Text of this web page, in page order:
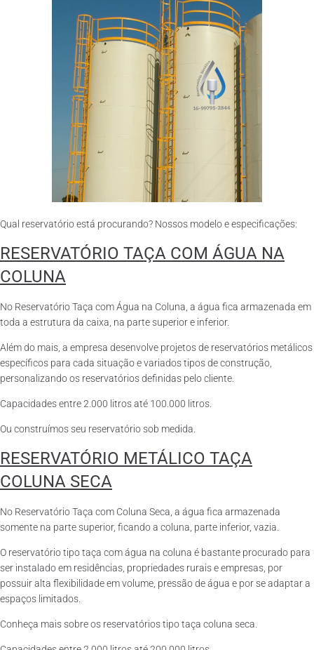
Qual reservatório está procurando? Nossos modelo e especificações:
RESERVATÓRIO TAÇA COM ÁGUA NA
COLUNA
No Reservatório Taça com Água na Coluna, a água fica armazenada em
toda a estrutura da caixa, na parte superior e inferior.
Além do mais, a empresa desenvolve projetos de reservatórios metálicos
específicos para cada situação e variados tipos de construção,
personalizando os reservatórios definidas pelo cliente.
Capacidades entre 2.000 litros até 100.000 litros.
Ou construímos seu reservatório sob medida.
RESERVATÓRIO METÁLICO TAÇA
COLUNA SECA
No Reservatório Taça com Coluna Seca, a água fica armazenada
somente na parte superior, ficando a coluna, parte inferior, vazia.
O reservatório tipo taça com água na coluna é bastante procurado para
ser instalado em residências, propriedades rurais e empresas, por
possuir alta flexibilidade em volume, pressão de água e por se adaptar a
espaços limitados.
Conheça mais sobre os reservatórios tipo taça coluna seca.